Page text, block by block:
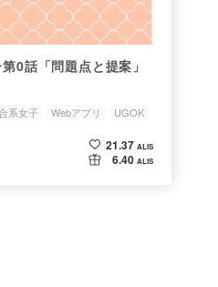
0話「問題点と提案」
系女子 Webアプリ
UGOK
21.37 ALIS
6.40 ALIS